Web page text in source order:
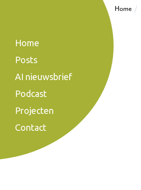
Home
Home
Posts
AI nieuwsbrief
Podcast
Projecten
Contact